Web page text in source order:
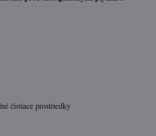
čistiace prostriedky